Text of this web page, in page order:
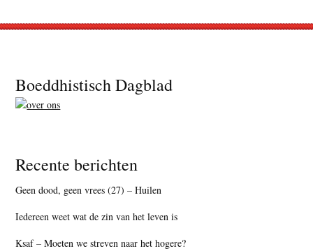
Footer
Boeddhistisch Dagblad
Recente berichten
Geen dood, geen vrees (27) – Huilen
Iedereen weet wat de zin van het leven is
Ksaf – Moeten we streven naar het hogere?